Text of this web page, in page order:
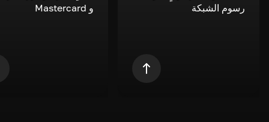
رسوم الشبكة
و Mastercard